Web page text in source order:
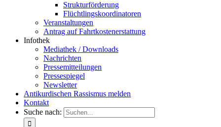
Strukturförderung
Flüchtlingskoordinatoren
Veranstaltungen
Antrag auf Fahrtkostenerstattung
Infothek
Mediathek / Downloads
Nachrichten
Pressemitteilungen
Pressespiegel
Newsletter
Antikurdischen Rassismus melden
Kontakt
Suche nach: